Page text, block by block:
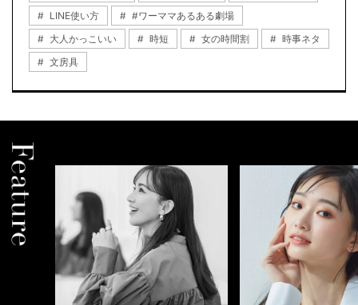
LINE使い方
#ワーママあるある劇場
大人かっこいい
時短 女の時間割
時事ネタ
文房具